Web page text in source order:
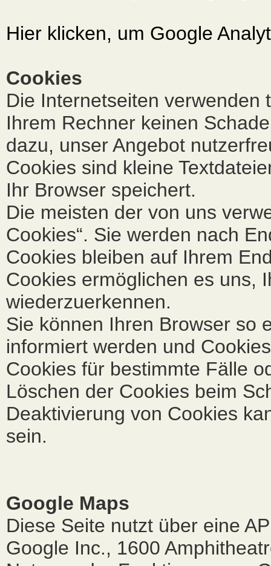
Hier klicken, um Google
Cookies
Die Internetseiten verwenden
Ihrem Rechner keinen
dazu, unser Angebot
Cookies sind kleine
Ihr Browser speichert.
Die meisten der von uns
Cookies“. Sie werden nach
Cookies bleiben auf Ihrem
Cookies ermöglichen es uns,
wiederzuerkennen.
Sie können Ihren Browser so
informiert werden und
Cookies für bestimmte Fälle
Löschen der Cookies beim
Deaktivierung von Cookies
sein.
Google Maps
Diese Seite nutzt über eine
Google Inc., 1600